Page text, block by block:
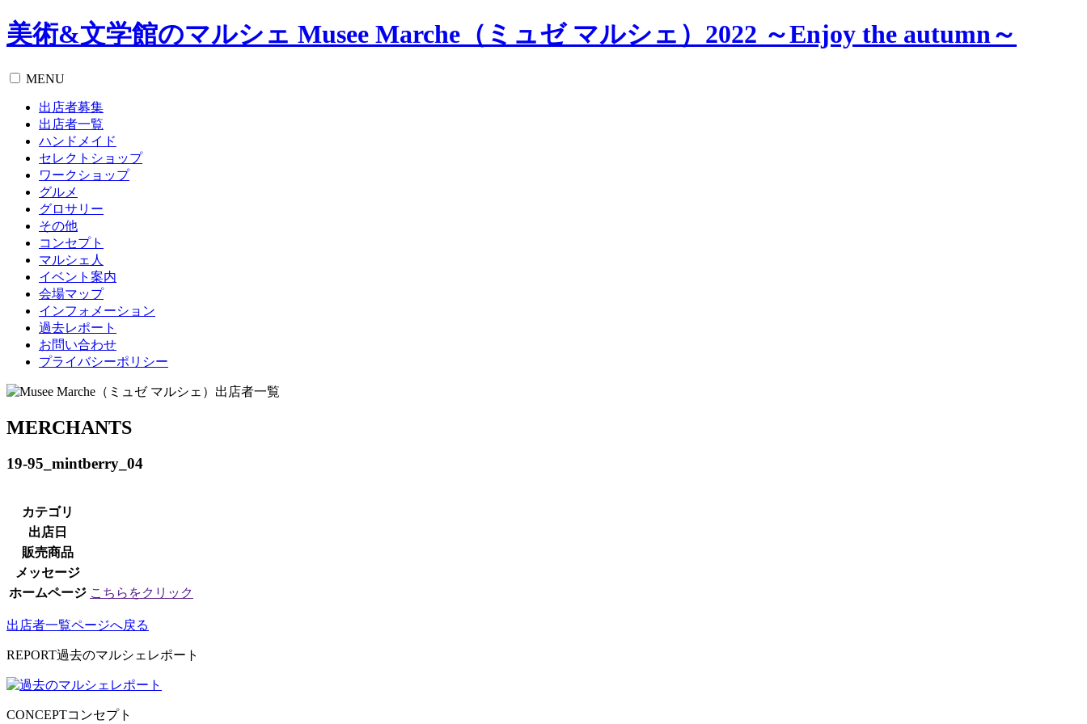
美術&文学館のマルシェ Musee Marche（ミュゼ マルシェ）2022 ～Enjoy the autumn～
MENU
出店者募集
出店者一覧
ハンドメイド
セレクトショップ
ワークショップ
グルメ
グロサリー
その他
コンセプト
マルシェ人
イベント案内
会場マップ
インフォメーション
過去レポート
お問い合わせ
プライバシーポリシー
MERCHANTS
19-95_mintberry_04
カテゴリ
出店日
販売商品
メッセージ
ホームページ こちらをクリック
出店者一覧ページへ戻る
REPORT過去のマルシェレポート
CONCEPTコンセプト